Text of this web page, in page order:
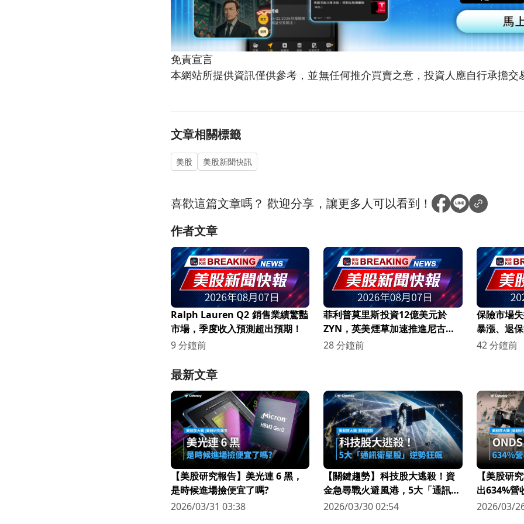
免責宣言
本網站所提供資訊僅供參考，並無任何推介買賣之意，投資人應自行承擔交
文章相關標籤
美股 美股新聞快訊
喜歡這篇文章嗎？歡迎分享，讓更多人可以看到！
作者文章
Ralph Lauren Q2 銷售業績驚豔
市場，季度收入預測超出預期！
9 分鐘前
菲利普莫里斯投資12億美元於
ZYN，英美煙草加速推進尼古丁
袋市場！
28 分鐘前
保險市場
暴漲、退
機」
42 分鐘前
最新文章
【美股研究報告】美光連 6 黑，
是時候進場撿便宜了嗎?
2026/03/31 03:38
【關鍵趨勢】科技股大逃殺！資
金急尋戰火避風港，5大「通訊衛
星股」逆勢狂飆
2026/03/30 02:54
【美股研
出634%營
科技新星
2026/03/